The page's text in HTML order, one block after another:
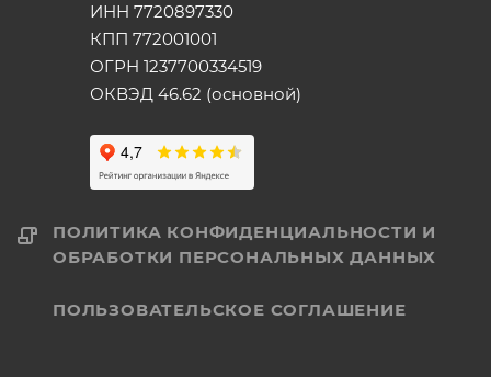
ИНН 7720897330
КПП 772001001
ОГРН 1237700334519
ОКВЭД 46.62 (основной)
ПОЛИТИКА КОНФИДЕНЦИАЛЬНОСТИ И
ОБРАБОТКИ ПЕРСОНАЛЬНЫХ ДАННЫХ
ПОЛЬЗОВАТЕЛЬСКОЕ СОГЛАШЕНИЕ